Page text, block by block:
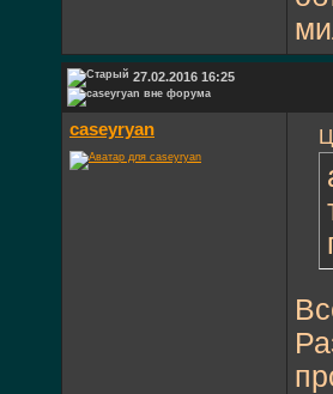
27.02.2016 16:25
caseyryan